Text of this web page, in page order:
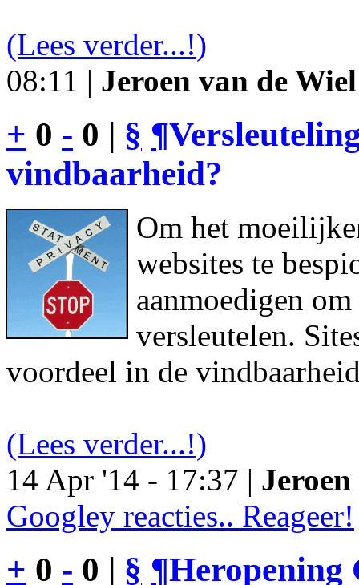
(Lees verder...!)
08:11 | Jeroen van de Wiel
+ 0 - 0 | § ¶
vindbaarheid?
Om het
websites te
aanmoedigen
versleutelen.
voordeel in de
(Lees verder...!)
14 Apr '14 - 17:37 |
Googley reacties.. Reageer!
+ 0 - 0 | § ¶Heropening